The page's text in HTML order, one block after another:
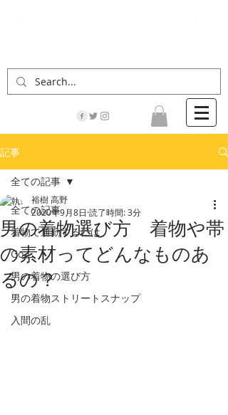
記事
全ての記事
着物で通勤するには
Go！
男の着物の選び方
男の着物ストリートスナップ
入間の乱
全ての記事
男の着物選び方 着物や帯
の素材ってどんなものあ
るの？
裕樹 高野
2020年9月8日 読了時間: 3分